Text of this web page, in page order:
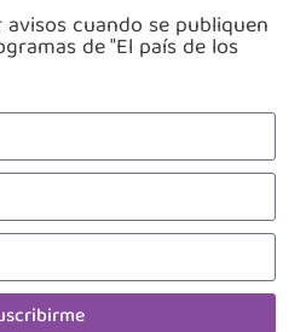
cuando se publiquen
de "El país de los